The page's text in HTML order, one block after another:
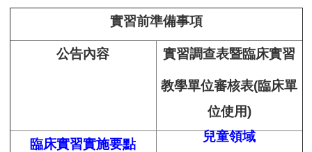
實習前準備事項
公告內容 實習調查表暨臨床實習
教學單位審核表(臨床單
位使用)
臨床實習實施要點
兒童領域